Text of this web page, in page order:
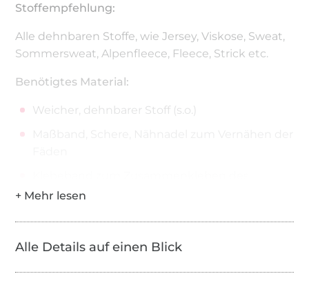
Stoffempfehlung:
Alle dehnbaren Stoffe, wie Jersey, Viskose, Sweat,
Sommersweat, Alpenfleece, Fleece, Strick etc.
Benötigtes Material:
Weicher, dehnbarer Stoff (s.o.)
Schnittes
Alle Details auf einen Blick